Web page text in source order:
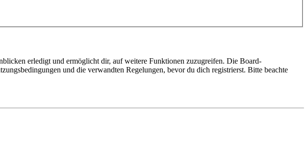
erledigt und ermöglicht dir, auf weitere Funktionen zuzugreifen. Die Board-
und die verwandten Regelungen, bevor du dich registrierst. Bitte beachte